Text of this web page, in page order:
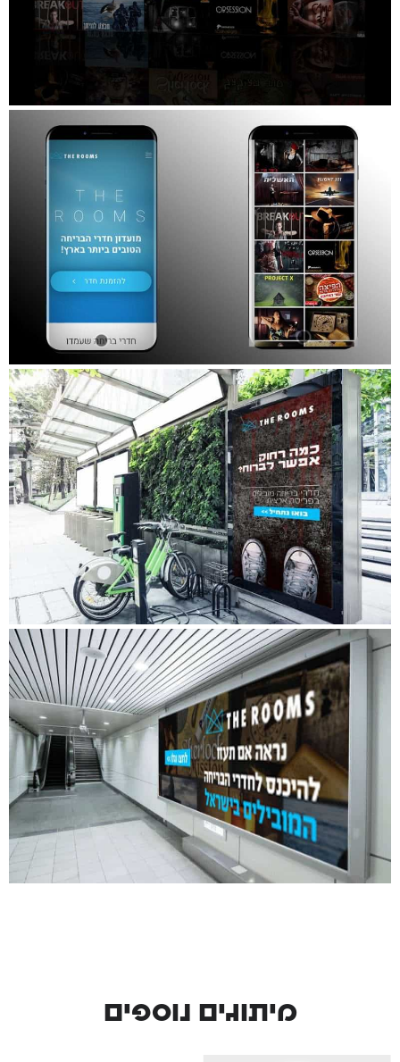
מיתוגים נוספים